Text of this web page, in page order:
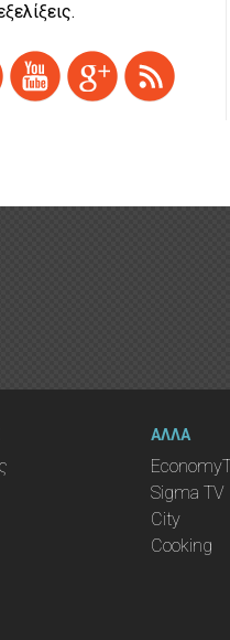
ΑΛΛΑ
Sigma TV
City
Cooking